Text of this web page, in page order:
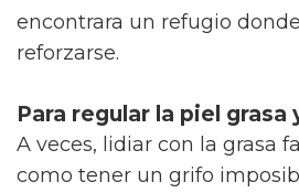
encontrara un refugio
reforzarse.
Para regular la piel grasa
A veces, lidiar con la grasa
como tener un grifo